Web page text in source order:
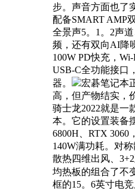
步。声音方面也了
配备SMART AMP
全景声5。1。2声
频，还有双向AI降
100W PD快充，
USB-C全功能接口
器。
宏碁笔记本
高，但产物结实，
骑士龙2022就是一
本。它的设置装备
6800H、RTX 3060
140W满功耗。对
散热四维出风、
均热板的组合了不
框的15。6英寸电